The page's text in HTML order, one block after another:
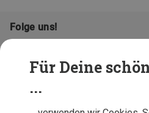
Für Deine
...
Folge uns!